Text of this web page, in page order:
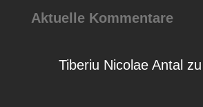
Aktuelle Kommentare
Tiberiu Nicolae Antal zu